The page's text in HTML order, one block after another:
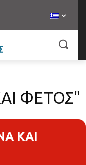
ΦΕΤΟΣ"
ΚΑΙ